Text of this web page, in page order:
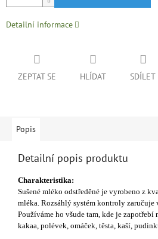
Detailní informace
ZEPTAT SE HLÍDAT SDÍLET
Popis
Detailní popis produktu
Charakteristika:
Sušené mléko odstředěné je vyrobeno z
mléka. Rozsáhlý systém kontroly
Používáme ho všude tam, kde je zapotřebí
kakaa, polévek, omáček, těsta, kaší,